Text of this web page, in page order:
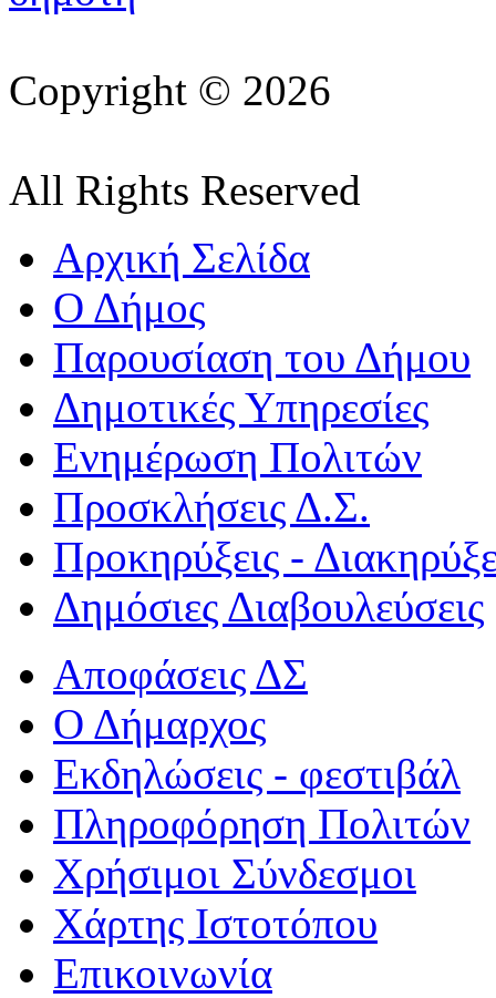
Copyright © 2026
All Rights Reserved
Αρχική Σελίδα
Ο Δήμος
Παρουσίαση του Δήμου
Δημοτικές Υπηρεσίες
Ενημέρωση Πολιτών
Προσκλήσεις Δ.Σ.
Προκηρύξεις -
Δημόσιες Διαβουλεύσεις
Αποφάσεις ΔΣ
Ο Δήμαρχος
Εκδηλώσεις - φεστιβάλ
Πληροφόρηση Πολιτών
Χρήσιμοι Σύνδεσμοι
Χάρτης Ιστοτόπου
Επικοινωνία